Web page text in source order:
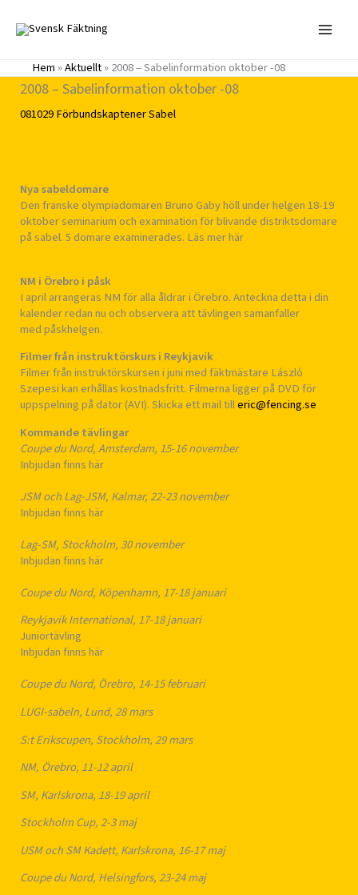
innehåll
Hem»Aktuellt»2008 – Sabelinformation oktober -08
2008 – Sabelinformation oktober -08
081029FörbundskaptenerSabel
Nya sabeldomare
Den franske olympiadomaren Bruno Gaby höll under helgen 18-19
oktober seminarium och examination för blivande distriktsdomare
på sabel. 5 domare examinerades. Läs mer här
NM i Örebro i påsk
I april arrangeras NM för alla åldrar i Örebro. Anteckna detta i din
kalender redan nu och observera att tävlingen samanfaller
med påskhelgen.
Filmer från instruktörskurs i Reykjavik
Filmer från instruktörskursen i juni med fäktmästare László
Szepesi kan erhållas kostnadsfritt. Filmerna ligger på DVD för
uppspelning på dator (AVI). Skicka ett mail tilleric@fencing.se
Kommande tävlingar
Coupe du Nord, Amsterdam, 15-16 november
Inbjudan finns här
JSM och Lag-JSM, Kalmar, 22-23 november
Inbjudan finns här
Lag-SM, Stockholm, 30 november
Inbjudan finns här
Coupe du Nord, Köpenhamn, 17-18 januari
Reykjavik International, 17-18 januari
Juniortävling
Inbjudan finns här
Coupe du Nord, Örebro, 14-15 februari
LUGI-sabeln, Lund, 28 mars
S:t Erikscupen, Stockholm, 29 mars
NM, Örebro, 11-12 april
SM, Karlskrona, 18-19 april
Stockholm Cup, 2-3 maj
USM och SM Kadett, Karlskrona, 16-17 maj
Coupe du Nord, Helsingfors, 23-24 maj